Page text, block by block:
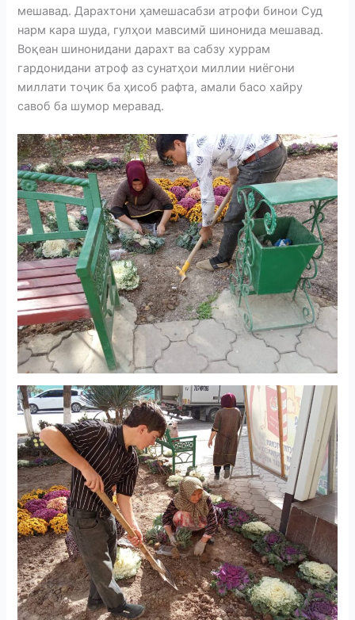
мешавад. Дарахтони ҳамешасабзи атрофи бинои Суд
нарм кара шуда, гулҳои мавсимӣ шинонида мешавад.
Воқеан шинонидани дарахт ва сабзу хуррам
гардонидани атроф аз сунатҳои миллии ниёгони
миллати тоҷик ба ҳисоб рафта, амали басо хайру
савоб ба шумор меравад.